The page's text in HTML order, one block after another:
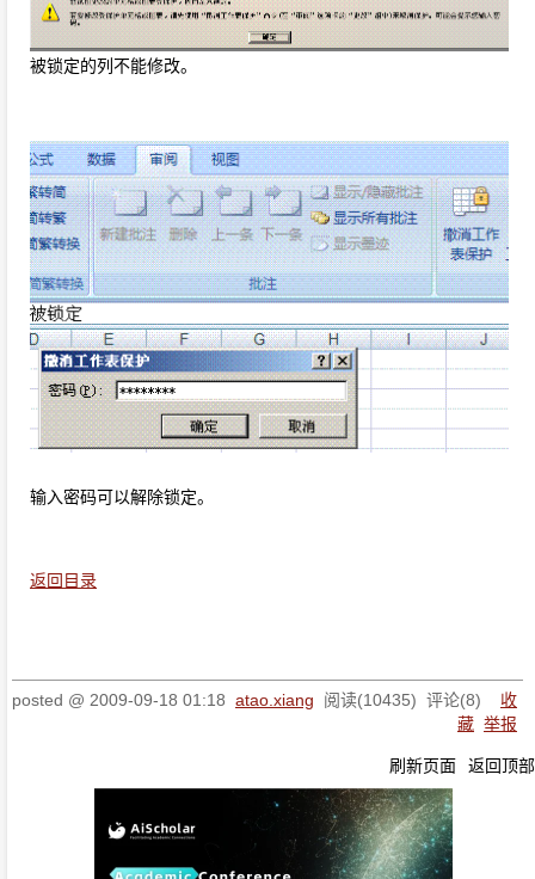
被锁定的列不能修改。
输入密码可以解除锁定。
返回目录
posted @ 2009-09-18 01:18 atao.xiang 阅读(10435) 评论(8) 收
藏 举报
刷新页面 返回顶部